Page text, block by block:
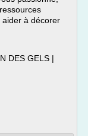
aider à décorer
DES GELS |